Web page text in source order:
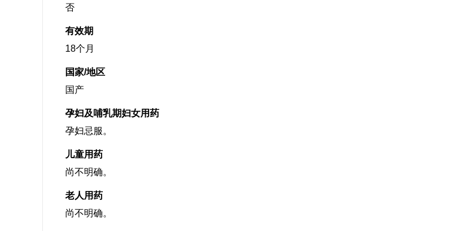
否
有效期
18个月
国家/地区
国产
孕妇及哺乳期妇女用药
孕妇忌服。
儿童用药
尚不明确。
老人用药
尚不明确。